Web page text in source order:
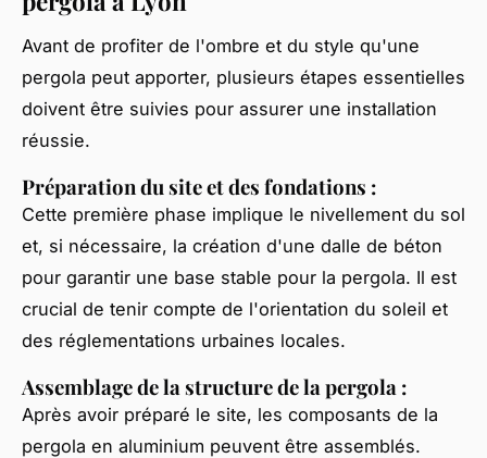
Avant de profiter de l'ombre et du style qu'une
pergola peut apporter, plusieurs étapes essentielles
doivent être suivies pour assurer une installation
réussie.
Préparation du site et des fondations :
Cette première phase implique le nivellement du sol
et, si nécessaire, la création d'une dalle de béton
pour garantir une base stable pour la pergola. Il est
crucial de tenir compte de l'orientation du soleil et
des réglementations urbaines locales.
Assemblage de la structure de la pergola :
Après avoir préparé le site, les composants de la
pergola en aluminium peuvent être assemblés.